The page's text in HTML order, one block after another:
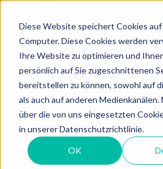
Diese Website speichert Cookies
Computer. Diese Cookies werden
Ihre Website zu optimieren und
persönlich auf Sie zugeschnittenen
bereitstellen zu können, sowohl auf
als auch auf anderen Medienkanälen.
über die von uns eingesetzten
in unserer Datenschutzrichtlinie.
OK